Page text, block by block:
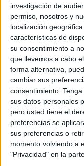
investigación de
permiso, nosotros y
localización
características de
su consentimiento a
que llevemos a cabo
forma alternativa,
cambiar sus
consentimiento.
sus datos personales
pero usted tiene el
preferencias se
sus preferencias o
momento volviendo a
"Privacidad" en la
La vida
paralizó
en la
Ángel en
día en
en un
Nadie
eran
forenses